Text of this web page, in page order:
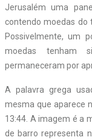
Jerusalém uma
contendo moedas do
Possivelmente, um
moedas tenham
permaneceram por
A palavra grega
mesma que aparece
13:44. A imagem é a
de barro representa